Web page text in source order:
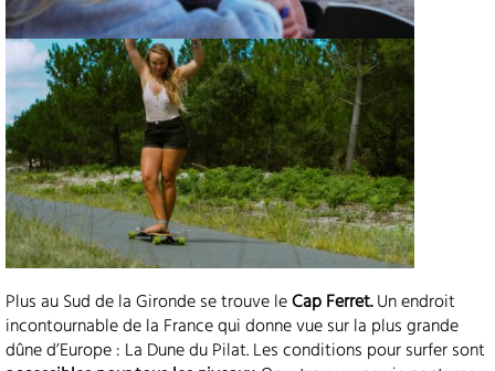
Plus au Sud de la Gironde se trouve leCap Ferret.Un endroit
incontournable de la France qui donne vue sur la plus grande
dûne d’Europe : La Dune du Pilat. Les conditions pour surfer sont